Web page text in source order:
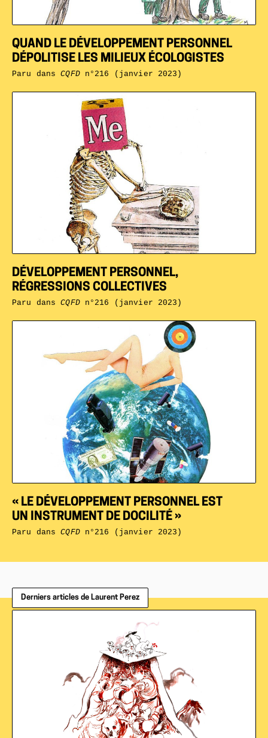
« LE DÉVELOPPEMENT PERSONNEL EST
UN INSTRUMENT DE DOCILITÉ »
Paru dansCQFDn°216 (janvier 2023)
DÉVELOPPEMENT PERSONNEL,
RÉGRESSIONS COLLECTIVES
Paru dansCQFDn°216 (janvier 2023)
QUAND LE DÉVELOPPEMENT PERSONNEL
DÉPOLITISE LES MILIEUX ÉCOLOGISTES
Paru dansCQFDn°216 (janvier 2023)
Derniers articles de Laurent Perez